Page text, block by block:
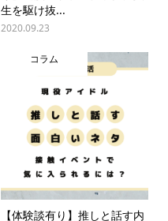
生を駆け抜...
2020.09.23
コラム
【体験談有り】推しと話す内